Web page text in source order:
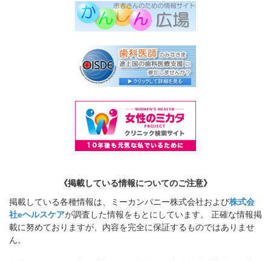
《掲載している情報についてのご注意》
掲載している各種情報は、ミーカンパニー株式会社および株式会
社eヘルスケアが調査した情報をもとにしています。 正確な情報掲
載に努めておりますが、内容を完全に保証するものではありませ
ん。